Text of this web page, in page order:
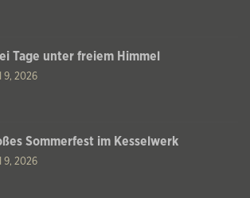
Tage unter freiem Himmel
9, 2026
Sommerfest im Kesselwerk
9, 2026